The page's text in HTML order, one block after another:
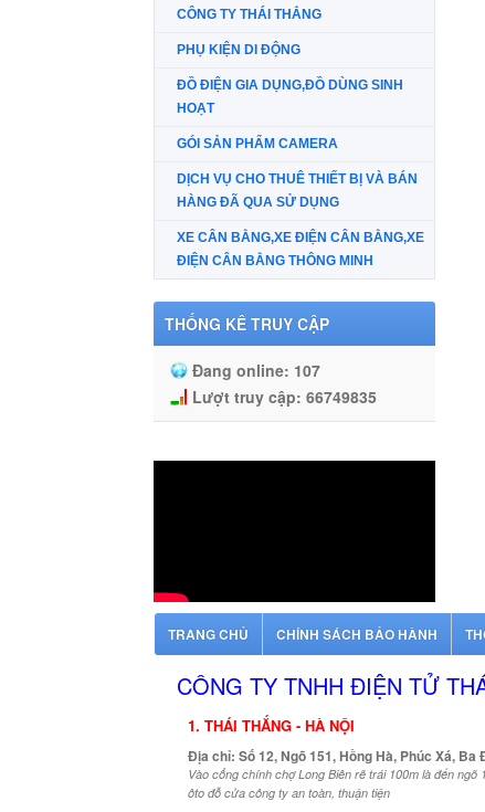
CÔNG TY THÁI THẮNG
PHỤ KIỆN DI ĐỘNG
ĐỒ ĐIỆN GIA DỤNG,ĐỒ DÙNG SINH
HOẠT
GÓI SẢN PHẨM CAMERA
DỊCH VỤ CHO THUÊ THIẾT BỊ VÀ BÁN
HÀNG ĐÃ QUA SỬ DỤNG
XE CÂN BẰNG,XE ĐIỆN CÂN BẰNG,XE
ĐIỆN CÂN BẰNG THÔNG MINH
THỐNG KÊ TRUY CẬP
Đang online: 107
Lượt truy cập: 66749835
TRANG CHỦ CHÍNH SÁCH BẢO HÀNH
CÔNG TY TNHH ĐIỆN TỬ
1. THÁI THẮNG - HÀ NỘI
Địa chỉ: Số 12, Ngõ 151, Hồng Hà, Phúc Xá, Ba
Vào cổng chính chợ Long Biên rẽ trái 100m là đến
ôto đỗ cửa công ty an toàn, thuận tiện